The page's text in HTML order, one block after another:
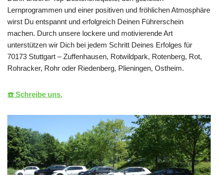
Lernprogrammen und einer positiven und fröhlichen Atmosphäre
wirst Du entspannt und erfolgreich Deinen Führerschein
machen. Durch unsere lockere und motivierende Art
unterstützen wir Dich bei jedem Schritt Deines Erfolges für
70173 Stuttgart – Zuffenhausen, Rotwildpark, Rotenberg, Rot,
Rohracker, Rohr oder Riedenberg, Plieningen, Ostheim.
☎️ Schreibe uns.